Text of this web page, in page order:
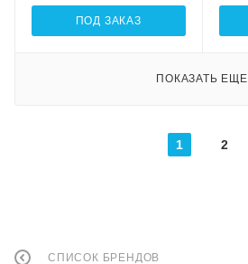
ПОД ЗАКАЗ
ПОКАЗАТЬ ЕЩЕ
1 2
СПИСОК БРЕНДОВ